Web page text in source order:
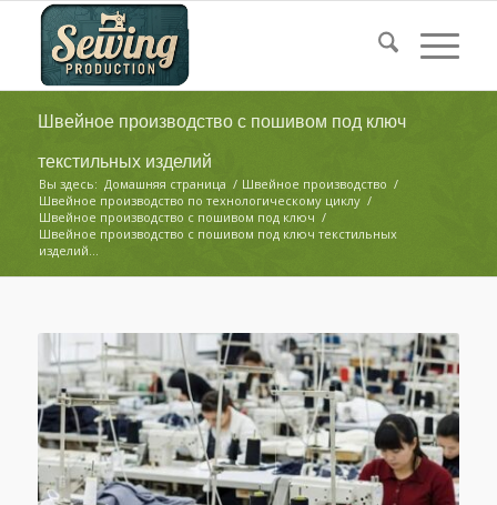
Швейное производство с пошивом под ключ
текстильных изделий
Вы здесь: Домашняя страница / Швейное производство /
Швейное производство по технологическому циклу /
Швейное производство с пошивом под ключ /
Швейное производство с пошивом под ключ текстильных
изделий...